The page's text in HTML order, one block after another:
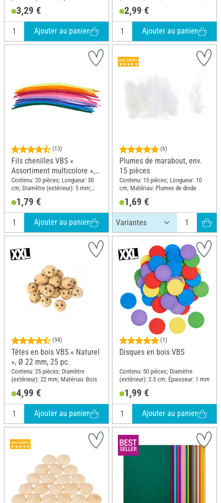
3,29 €
Ajouter au panier
2,99 €
Ajouter au panier
(13)
Fils chenilles VBS «
Assortiment multicolore »,
30 cm, 20 pc.
Contenu: 20 pièces; Longueur: 30
cm; Diamètre (extérieur): 5 mm;
1,79 €
Ajouter au panier
(6)
Plumes de marabout, env.
15 pièces
Contenu: 15 pièces; Longueur: 10
cm; Matériau: Plumes de dinde
1,69 €
(94)
Têtes en bois VBS « Naturel
», Ø 22 mm, 25 pc.
Contenu: 25 pièces; Diamètre
(extérieur): 22 mm; Matériau: Bois
4,99 €
Ajouter au panier
(1)
Disques en bois VBS
Contenu: 50 pièces; Diamètre
(extérieur): 2.5 cm; Épaisseur: 1 mm
1,99 €
Ajouter au panier